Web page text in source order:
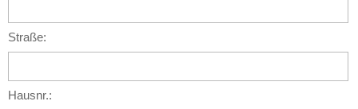
Straße:
Hausnr.: